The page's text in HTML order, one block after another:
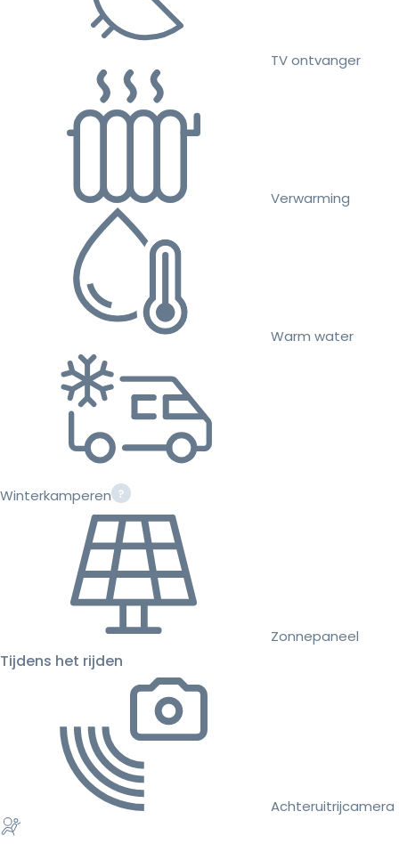
TV ontvanger
Verwarming
Warm water
Winterkamperen
Zonnepaneel
Tijdens het rijden
Achteruitrijcamera